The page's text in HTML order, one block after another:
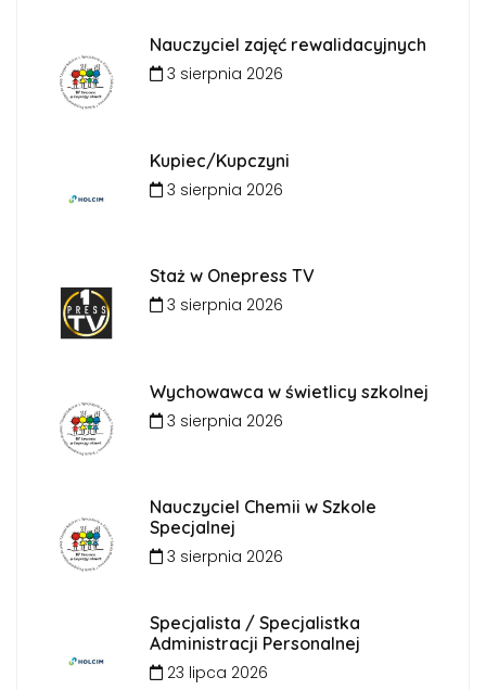
Nauczyciel zajęć rewalidacyjnych
3 sierpnia 2026
Kupiec/Kupczyni
3 sierpnia 2026
Staż w Onepress TV
3 sierpnia 2026
Wychowawca w świetlicy szkolnej
3 sierpnia 2026
Nauczyciel Chemii w Szkole
Specjalnej
3 sierpnia 2026
Specjalista / Specjalistka
Administracji Personalnej
23 lipca 2026